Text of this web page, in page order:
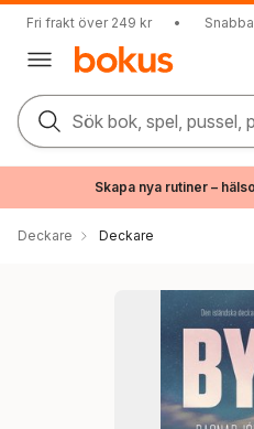
Fri frakt över 249 kr •
Sök bok, spel, pussel,
Skapa nya rutiner –
Deckare Deckare